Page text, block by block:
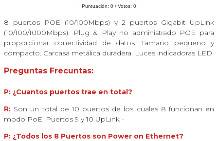
Puntuación: 0 / Votos: 0
8 puertos POE (10/100Mbps) y 2 puertos Gigabit UpLink
(10/100/1000Mbps). Plug & Play no administrado POE para
proporcionar conectividad de datos. Tamaño pequeño y
compacto. Carcasa metálica duradera. Luces indicadoras LED.
Preguntas Frecuntas:
P: ¿Cuantos puertos trae en total?
R: Son un total de 10 puertos de los cuales 8 funcionan en
modo PoE. Puertos 9 y 10 UpLink -
P: ¿Todos los 8 Puertos son Power on Ethernet?